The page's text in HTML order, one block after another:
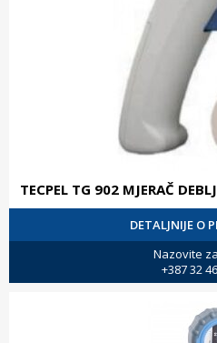
TECPEL TG 902 MJERAČ
DETALJNIJE O
Nazovite
+387 32